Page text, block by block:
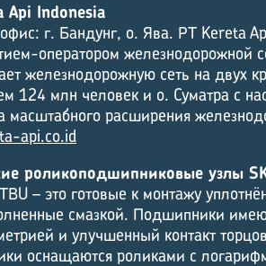
Api Indonesia
г. Бандунг, о. Ява. PT Kereta
оператором железнодорожной
железнодорожную сеть на двух
124 млн ­человек и о. Сумат­ра с
масштабного расширения
api.co.id
роликоподшипниковые узлы
– это готовые к монтажу
смазкой. Подшипники
и улучшенный контакт
оснащаются роликами с